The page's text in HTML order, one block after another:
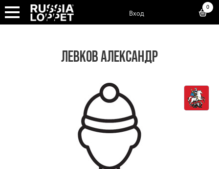
Вход
0
ЛЕВКОВ АЛЕКСАНДР